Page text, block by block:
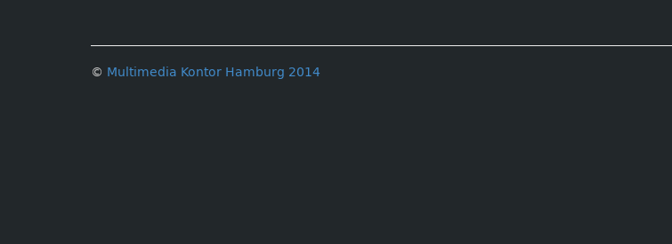
© Multimedia Kontor Hamburg 2014